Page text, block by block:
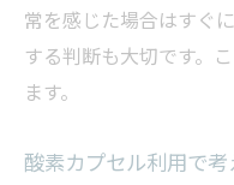
常を感じた場合はすぐ
する判断も大切です。
ます。
酸素カプセル利用で